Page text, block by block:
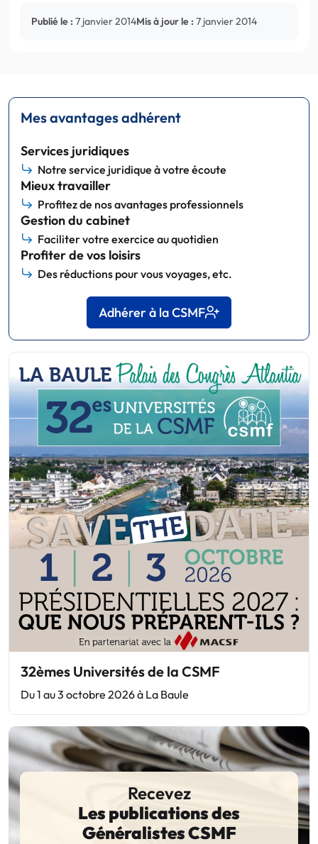
Publié le : 7 janvier 2014Mis à jour le : 7 janvier 2014
Mes avantages adhérent
Services juridiques
Notre service juridique à votre écoute
Mieux travailler
Profitez de nos avantages professionnels
Gestion du cabinet
Faciliter votre exercice au quotidien
Profiter de vos loisirs
Des réductions pour vous voyages, etc.
Adhérer à la CSMF
32èmes Universités de la CSMF
Du 1 au 3 octobre 2026 à La Baule
Recevez
Les publications des
Généralistes CSMF